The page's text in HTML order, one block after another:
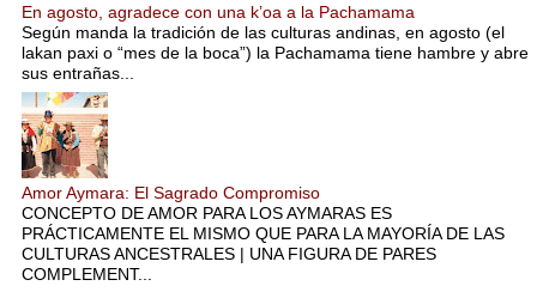
En agosto, agradece con una k’oa a la Pachamama
Según manda la tradición de las culturas andinas, en agosto (el
lakan paxi o “mes de la boca”) la Pachamama tiene hambre y abre
sus entrañas...
Amor Aymara: El Sagrado Compromiso
CONCEPTO DE AMOR PARA LOS AYMARAS ES
PRÁCTICAMENTE EL MISMO QUE PARA LA MAYORÍA DE LAS
CULTURAS ANCESTRALES | UNA FIGURA DE PARES
COMPLEMENT...